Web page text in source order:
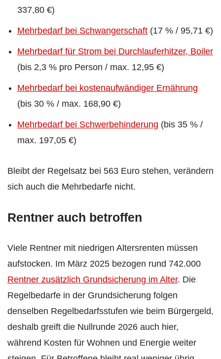
337,80 €)
Mehrbedarf bei Schwangerschaft (17 % / 95,71 €)
Mehrbedarf für Strom bei Durchlauferhitzer, Boiler
(bis 2,3 % pro Person / max. 12,95 €)
Mehrbedarf bei kostenaufwändiger Ernährung
(bis 30 % / max. 168,90 €)
Mehrbedarf bei Schwerbehinderung (bis 35 % /
max. 197,05 €)
Bleibt der Regelsatz bei 563 Euro stehen, verändern
sich auch die Mehrbedarfe nicht.
Rentner auch betroffen
Viele Rentner mit niedrigen Altersrenten müssen
aufstocken. Im März 2025 bezogen rund 742.000
Rentner zusätzlich Grundsicherung im Alter. Die
Regelbedarfe in der Grundsicherung folgen
denselben Regelbedarfsstufen wie beim Bürgergeld,
deshalb greift die Nullrunde 2026 auch hier,
während Kosten für Wohnen und Energie weiter